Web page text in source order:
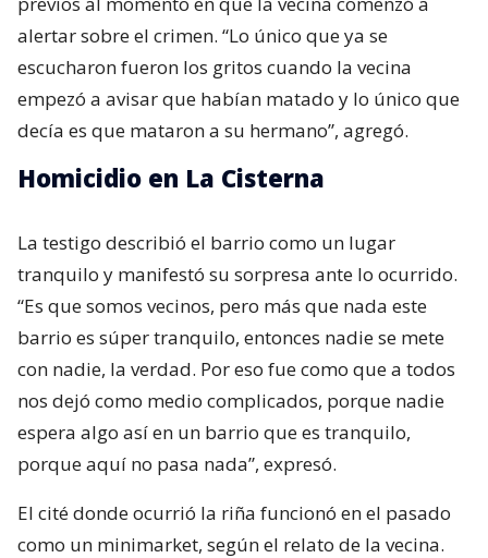
alertar sobre el crimen. “Lo único que ya se
escucharon fueron los gritos cuando la vecina
empezó a avisar que habían matado y lo único que
decía es que mataron a su hermano”, agregó.
Homicidio en La Cisterna
La testigo describió el barrio como un lugar
tranquilo y manifestó su sorpresa ante lo ocurrido.
“Es que somos vecinos, pero más que nada este
barrio es súper tranquilo, entonces nadie se mete
con nadie, la verdad. Por eso fue como que a todos
nos dejó como medio complicados, porque nadie
espera algo así en un barrio que es tranquilo,
porque aquí no pasa nada”, expresó.
El cité donde ocurrió la riña funcionó en el pasado
como un minimarket, según el relato de la vecina.